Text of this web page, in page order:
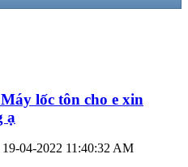
lốc tôn cho e xin
ạ
19-04-2022 11:40:32 AM